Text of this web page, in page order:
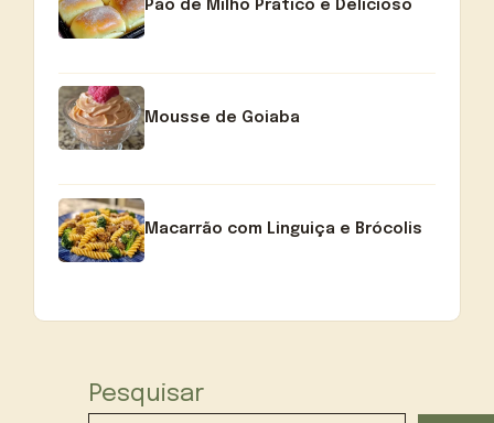
Pão de Milho Prático e Delicioso
Mousse de Goiaba
Macarrão com Linguiça e Brócolis
Pesquisar